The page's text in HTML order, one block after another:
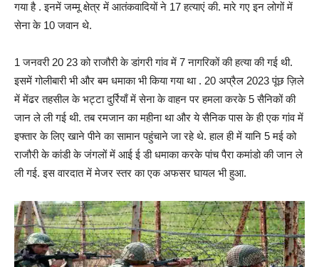
गया है . इनमें जम्मू क्षेत्र में आतंकवादियों ने 17 हत्याएं की. मारे गए इन लोगों में
सेना के 10 जवान थे.
1 जनवरी 20 23 को राजौरी के डांगरी गांव में 7 नागरिकों की हत्या की गई थी.
इसमें गोलीबारी भी और बम धमाका भी किया गया था . 20 अप्रैल 2023 पूंछ ज़िले
में मेंढर तहसील के भट्टा दुर्रियाँ में सेना के वाहन पर हमला करके 5 सैनिकों की
जान ले ली गई थी. तब रमजान का महीना था और ये सैनिक पास के ही एक गांव में
इफ्तार के लिए खाने पीने का सामान पहुंचाने जा रहे थे. हाल ही में यानि 5 मई को
राजौरी के कांडी के जंगलों में आई ई डी धमाका करके पांच पैरा कमांडो की जान ले
ली गई. इस वारदात में मेजर स्तर का एक अफसर घायल भी हुआ.